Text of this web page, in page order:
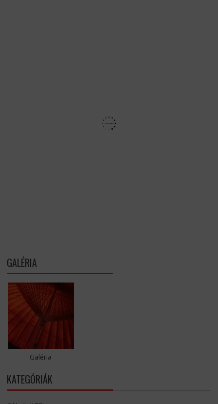
GALÉRIA
Galéria
KATEGÓRIÁK